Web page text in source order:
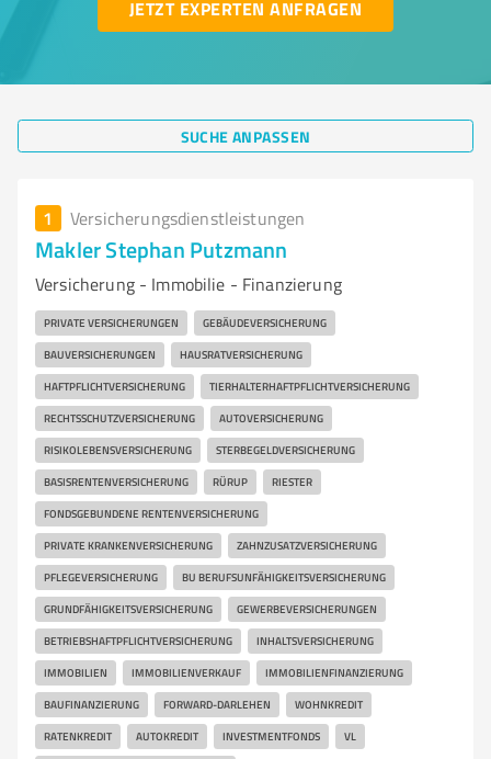
JETZT EXPERTEN ANFRAGEN
SUCHE ANPASSEN
1 Versicherungsdienstleistungen
Makler Stephan Putzmann
Versicherung - Immobilie - Finanzierung
PRIVATE VERSICHERUNGEN GEBÄUDEVERSICHERUNG
BAUVERSICHERUNGEN HAUSRATVERSICHERUNG
HAFTPFLICHTVERSICHERUNG TIERHALTERHAFTPFLICHTVERSICHERUNG
RECHTSSCHUTZVERSICHERUNG AUTOVERSICHERUNG
RISIKOLEBENSVERSICHERUNG STERBEGELDVERSICHERUNG
BASISRENTENVERSICHERUNG RÜRUP RIESTER
FONDSGEBUNDENE RENTENVERSICHERUNG
PRIVATE KRANKENVERSICHERUNG ZAHNZUSATZVERSICHERUNG
PFLEGEVERSICHERUNG BU BERUFSUNFÄHIGKEITSVERSICHERUNG
GRUNDFÄHIGKEITSVERSICHERUNG GEWERBEVERSICHERUNGEN
BETRIEBSHAFTPFLICHTVERSICHERUNG INHALTSVERSICHERUNG
IMMOBILIEN IMMOBILIENVERKAUF IMMOBILIENFINANZIERUNG
BAUFINANZIERUNG FORWARD-DARLEHEN WOHNKREDIT
RATENKREDIT AUTOKREDIT INVESTMENTFONDS VL